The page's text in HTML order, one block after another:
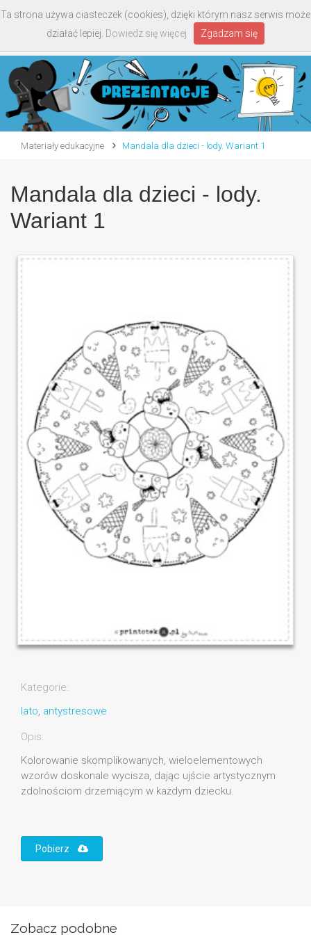
Materiały edukacyjne Mandala dla dzieci - lody. Wariant 1
Mandala dla dzieci - lody.
Wariant 1
Kategorie:
lato, antystresowe
Opis:
Kolorowanie skomplikowanych, wieloelementowych
wzorów doskonale wycisza, dając ujście artystycznym
zdolnościom drzemiącym w każdym dziecku.
Pobierz
Zobacz podobne
Ta strona używa ciasteczek (cookies), dzięki którym nasz serwis może
działać lepiej. Dowiedz się więcej Zgadzam się